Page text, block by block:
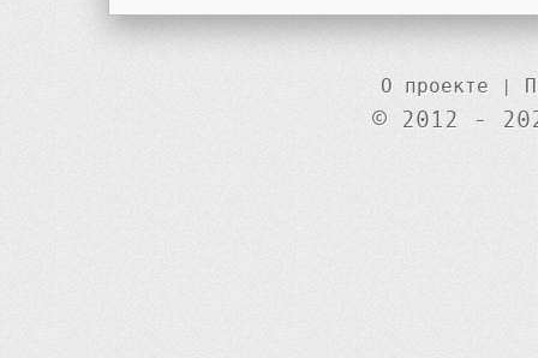
О проекте |
© 2012 -